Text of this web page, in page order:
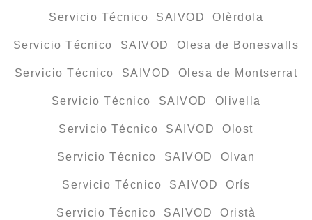
Servicio Técnico SAIVOD Olèrdola
Servicio Técnico SAIVOD Olesa de Bonesvalls
Servicio Técnico SAIVOD Olesa de Montserrat
Servicio Técnico SAIVOD Olivella
Servicio Técnico SAIVOD Olost
Servicio Técnico SAIVOD Olvan
Servicio Técnico SAIVOD Orís
Servicio Técnico SAIVOD Oristà